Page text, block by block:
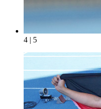
4 | 5